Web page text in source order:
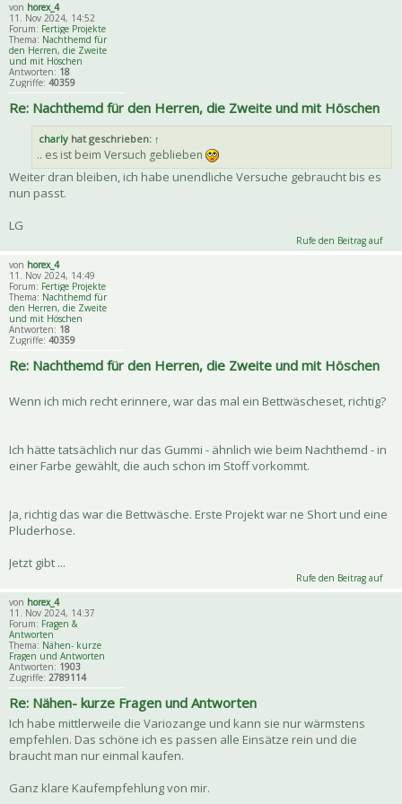
von horex_4
11. Nov 2024, 14:52
Forum: Fertige Projekte
Thema: Nachthemd für
den Herren, die Zweite
und mit Höschen
Antworten: 18
Zugriffe: 40359
Re: Nachthemd für den Herren, die Zweite und mit Höschen
charly hat geschrieben: ↑
.. es ist beim Versuch geblieben
Weiter dran bleiben, ich habe unendliche Versuche gebraucht bis es
nun passt.
LG
Rufe den Beitrag auf
von horex_4
11. Nov 2024, 14:49
Forum: Fertige Projekte
Thema: Nachthemd für
den Herren, die Zweite
und mit Höschen
Antworten: 18
Zugriffe: 40359
Re: Nachthemd für den Herren, die Zweite und mit Höschen
Wenn ich mich recht erinnere, war das mal ein Bettwäscheset, richtig?
Ich hätte tatsächlich nur das Gummi - ähnlich wie beim Nachthemd - in
einer Farbe gewählt, die auch schon im Stoff vorkommt.
Ja, richtig das war die Bettwäsche. Erste Projekt war ne Short und eine
Pluderhose.
Jetzt gibt ...
Rufe den Beitrag auf
von horex_4
11. Nov 2024, 14:37
Forum: Fragen &
Antworten
Thema: Nähen- kurze
Fragen und Antworten
Antworten: 1903
Zugriffe: 2789114
Re: Nähen- kurze Fragen und Antworten
Ich habe mittlerweile die Variozange und kann sie nur wärmstens
empfehlen. Das schöne ich es passen alle Einsätze rein und die
braucht man nur einmal kaufen.
Ganz klare Kaufempfehlung von mir.